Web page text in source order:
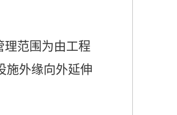
理范围为由工程
施外缘向外延伸